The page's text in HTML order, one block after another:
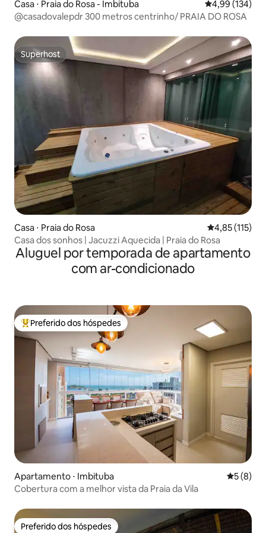
Casa ⋅ Praia do Rosa - Imbituba 4,99 de uma
4,99 (134)
@casadovalepdr 300 metros centrinho/ PRAIA DO ROSA
Superhost
Superhost
Casa ⋅ Praia do Rosa 4,85 de uma
4,85 (115)
Casa dos sonhos | Jacuzzi Aquecida | Praia do Rosa
Aluguel por temporada de apartamento
com ar-condicionado
Entre os melhores preferidos dos hóspedes
Preferido dos hóspedes
Apartamento ⋅ Imbituba 5 de
5 (8)
Cobertura com a melhor vista da Praia da Vila
Preferido dos hóspedes